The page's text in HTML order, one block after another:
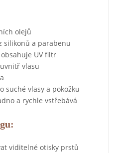
olejů
silikonů a parabenu
UV filtr
vlasu
suché vlasy a pokožku
a rychle vstřebává
viditelné otisky prstů